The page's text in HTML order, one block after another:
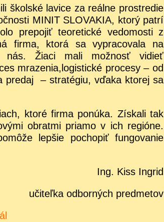
školské lavice za reálne prostredie
MINIT SLOVAKIA, ktorý patrí
prepojiť teoretické vedomosti z
firma, ktorá sa vypracovala na
nás. Žiaci mali možnosť vidieť
mrazenia,logistické procesy – od
predaj – stratégiu, vďaka ktorej sa
ktoré firma ponúka. Získali tak
obratmi priamo v ich regióne.
lepšie pochopiť fungovanie
Ing. Kiss Ingrid
učiteľka odborných predmetov